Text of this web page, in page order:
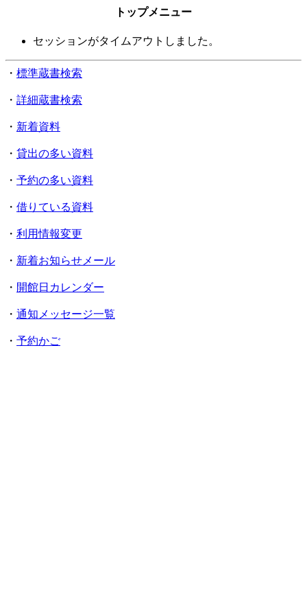
トップメニュー
セッションがタイムアウトしました。
・ 標準蔵書検索
・ 詳細蔵書検索
・ 新着資料
・ 貸出の多い資料
・ 予約の多い資料
・ 借りている資料
・ 利用情報変更
・ 新着お知らせメール
・ 開館日カレンダー
・ 通知メッセージ一覧
・ 予約かご